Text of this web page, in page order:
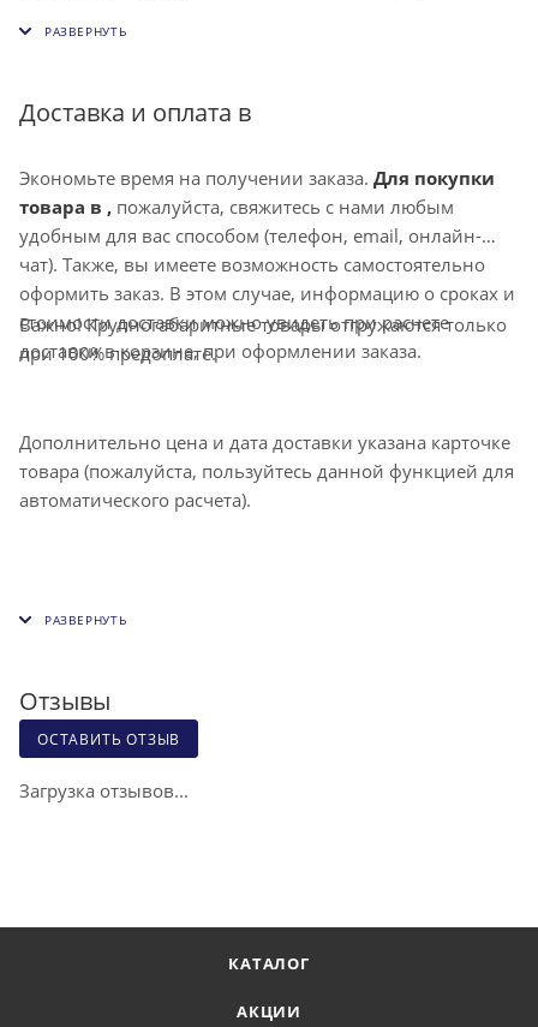
цвет (RAL9016). Решетка снабжена индивидуально
комплектоваться клапаном расхода воздуха D.
Доставка и оплата в
Экономьте время на получении заказа. Для покупки
товара в , пожалуйста, свяжитесь с нами любым
удобным для вас способом (телефон, email, онлайн-
чат). Также, вы имеете возможность самостоятельно
оформить заказ. В этом случае, информацию о сроках и
стоимости доставки можно увидеть при расчете
доставки в корзине, при оформлении заказа.
Важно! Крупногабаритные товары отгружаются только
при 100% предоплате.
Дополнительно цена и дата доставки указана карточке
товара (пожалуйста, пользуйтесь данной функцией для
автоматического расчета).
Отзывы
ОСТАВИТЬ ОТЗЫВ
Загрузка отзывов...
КАТАЛОГ
АКЦИИ